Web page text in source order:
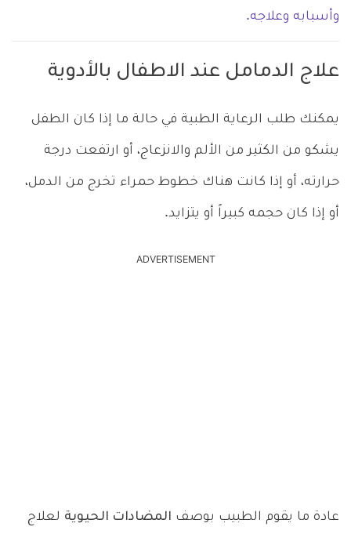
وأسبابه وعلاجه.
علاج الدمامل عند الاطفال بالأدوية
يمكنك طلب الرعاية الطبية في حالة ما إذا كان الطفل
يشكو من الكثير من الألم والانزعاج، أو ارتفعت درجة
حرارته، أو إذا كانت هناك خطوط حمراء تخرج من الدمل،
أو إذا كان حجمه كبيراً أو يتزايد.
ADVERTISEMENT
عادة ما يقوم الطبيب بوصف المضادات الحيوية لعلاج